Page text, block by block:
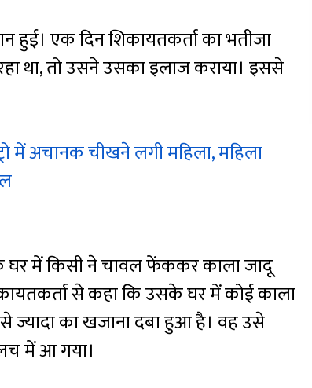
हुई। एक दिन शिकायतकर्ता का भतीजा
था, तो उसने उसका इलाज कराया। इससे
में अचानक चीखने लगी महिला, महिला
घर में किसी ने चावल फेंककर काला जादू
से कहा कि उसके घर में कोई काला
का खजाना दबा हुआ है। वह उसे
में आ गया।